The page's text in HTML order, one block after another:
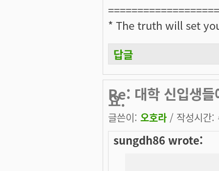
* The truth will set
답글
Re: 대학 신입생
요.
글쓴이: 오호라 / 작성시간
sungdh86 wrote: